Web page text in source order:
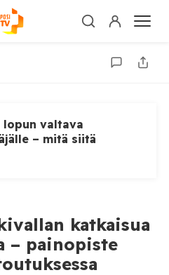
lopun valtava
– mitä siitä
katkaisua
– painopiste